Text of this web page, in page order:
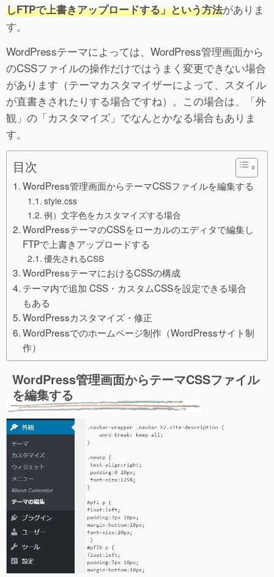
しFTPで上書きアップロードする」という方法がありま
す。
WordPressテーマによっては、WordPress管理画面から
のCSSファイルの操作だけではうまく変更できない場合
があります（テーマカスタマイザーによって、スタイル
が直書きされたりする場合ですね）。この場合は、「外
観」の「カスタマイズ」でなんとかなる場合もありま
す。
目次
WordPress管理画面からテーマCSSファイルを編集する
style.css
例）文字色をカスタマイズする場合
WordPressテーマのCSSをローカルのエディタで編集し
FTPで上書きアップロードする
優先されるCSS
WordPressテーマにおけるCSSの構成
テーマ内で追加 CSS・カスタムCSSを設定できる場合
もある
WordPressカスタマイズ・修正
WordPressでのホームページ制作（WordPressサイト制
作）
WordPress管理画面からテーマCSSファイル
を編集する